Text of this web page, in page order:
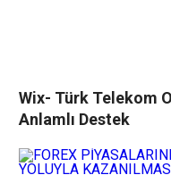
Wix- Türk Telekom
Anlamlı Destek